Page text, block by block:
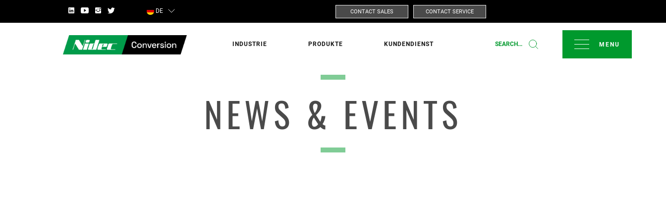
DE CONTACT SALES CONTACT SERVICE
SEARCH...
INDUSTRIE PRODUKTE KUNDENDIENST
NEWS & EVENTS